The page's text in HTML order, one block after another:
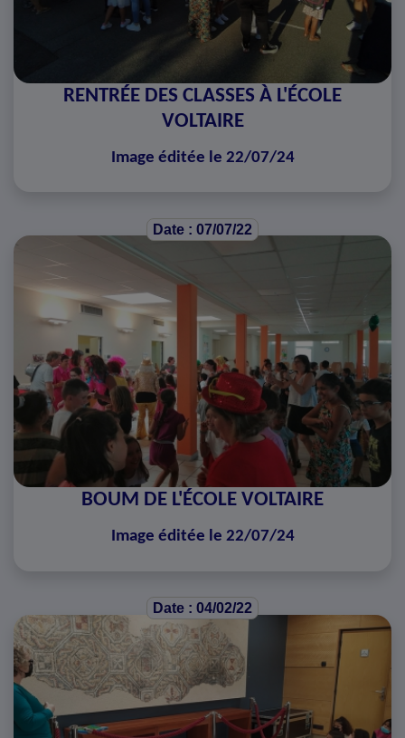
RENTRÉE DES CLASSES À L'ÉCOLE
VOLTAIRE
Image éditée le 22/07/24
Date : 07/07/22
BOUM DE L'ÉCOLE VOLTAIRE
Image éditée le 22/07/24
Date : 04/02/22